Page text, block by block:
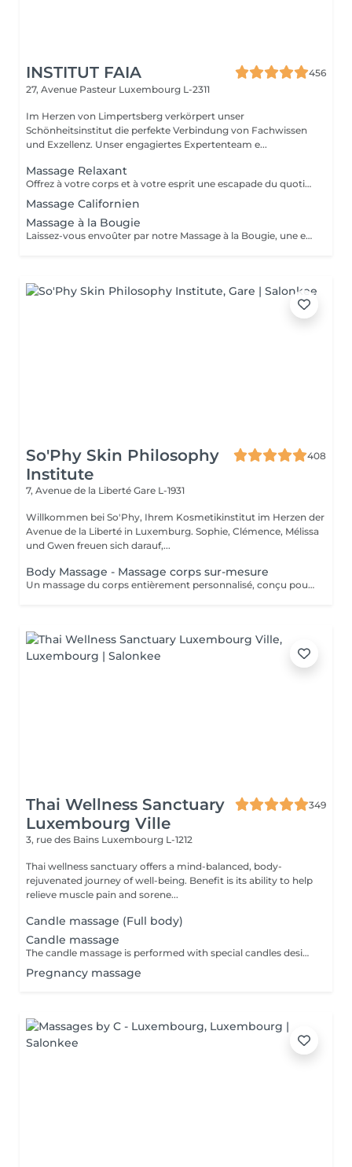
INSTITUT FAIA
456
27, Avenue Pasteur Luxembourg L-2311
Im Herzen von Limpertsberg verkörpert unser
Schönheitsinstitut die perfekte Verbindung von Fachwissen
und Exzellenz. Unser engagiertes Expertenteam e...
Massage Relaxant
Offrez à votre corps et à votre esprit une escapade du quotidien avec notre Massage Relaxant. Conçu pour apaiser les muscles tendus et l'esprit agité, ce massage est une invitation à la tranquillité. Les gestes doux et enveloppants vous plongent dans un état de détente profonde, éliminant le stress et favorisant une relaxation totale. Laissez-vous dorloter, ressourcez-vous et repartez avec un sourire apaisé.
Massage Californien
Massage à la Bougie
Laissez-vous envoûter par notre Massage à la Bougie, une expérience sensorielle unique. La chaleur douce et apaisante de la cire fondue associée à des mouvements délicats vous transporte dans un cocon de relaxation. Vos sens seront comblés par les parfums apaisants de nos bougies spécialement conçues. Plongez dans un état de béatitude et ressortez avec une peau soyeuse et un esprit apaisé.
So'Phy Skin Philosophy
Institute
408
7, Avenue de la Liberté Gare L-1931
Willkommen bei So'Phy, Ihrem Kosmetikinstitut im Herzen der
Avenue de la Liberté in Luxemburg. Sophie, Clémence, Mélissa
und Gwen freuen sich darauf,...
Body Massage - Massage corps sur-mesure
Un massage du corps entièrement personnalisé, conçu pour s'adapter à vos besoins et aux tensions ressenties. Dès votre installation sur une table chauffante, tout est pensé pour favoriser le relâchement et le confort. L'huile utilisée est choisie selon vos préférences pour accompagner ce moment de détente. Grâce à une combinaison de manuvres enveloppantes, de pressions ciblées, d'étirements et de gestes drainants, ce massage agit en profondeur pour libérer les tensions, relâcher les zones contractées et procurer une sensation de légèreté. La pression et le rythme sont ajustés tout au long du soin afin de vous offrir un équilibre entre relaxation et efficacité. Une version adaptée est également proposée pour les femmes enceintes (45 minutes), garantissant un moment de détente en toute sécurité. Un soin idéal pour relâcher les tensions du corps, apaiser l'esprit et retrouver une sensation de bien-être global.
Thai Wellness Sanctuary
Luxembourg Ville
349
3, rue des Bains Luxembourg L-1212
Thai wellness sanctuary offers a mind-balanced, body-
rejuvenated journey of well-being. Benefit is its ability to help
relieve muscle pain and sorene...
Candle massage (Full body)
Candle massage
The candle massage is performed with special candles designed to be only for massage This massage is perfect for relaxing your back muscles and your skin warming up your body to be deep relaxing by the senses of the smell
Pregnancy massage